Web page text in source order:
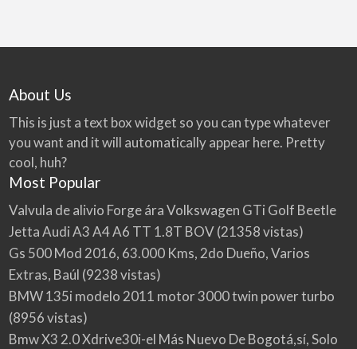
About Us
This is just a text box widget so you can type whatever
you want and it will automatically appear here. Pretty
cool, huh?
Most Popular
Valvula de alivio Forge ára Volkswagen GTi Golf Beetle
Jetta Audi A3 A4 A6 TT 1.8T BOV(21358 vistas)
Gs 500 Mod 2016, 63.000 Kms, 2do Dueño, Varios
Extras, Baúl (9238 vistas)
BMW 135i modelo 2011 motor 3000 twin power turbo
(8956 vistas)
Bmw X3 2.0 Xdrive30i-el Más Nuevo De Bogotá,sí, Solo